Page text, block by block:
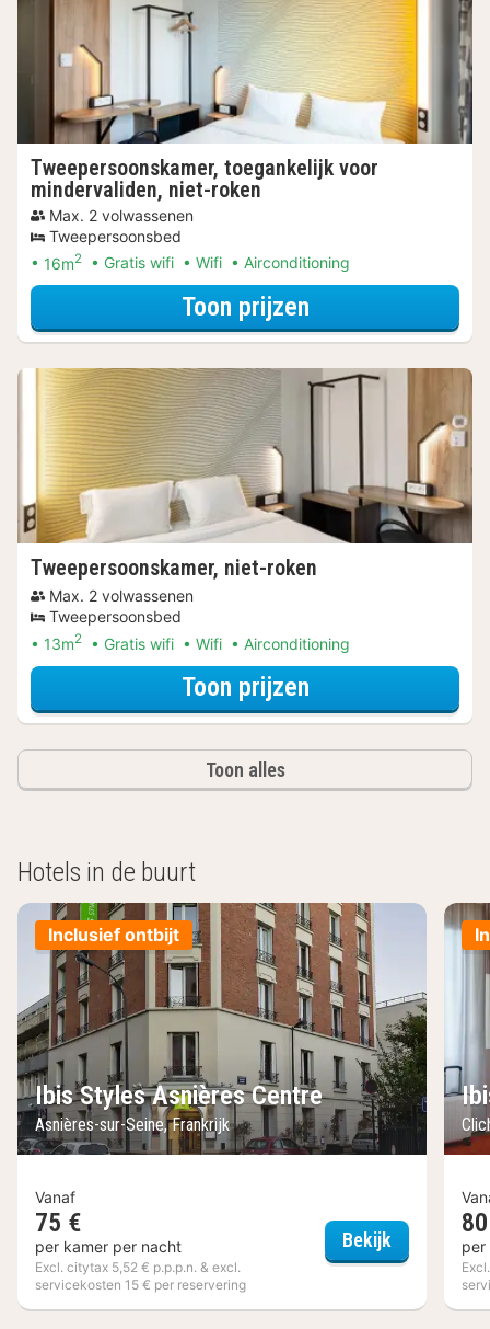
Tweepersoonskamer, toegankelijk voor
mindervaliden, niet-roken
Max. 2 volwassenen
Tweepersoonsbed
16m2 Gratis wifi Wifi Airconditioning
Toon prijzenvoor Lokaal
Tweepersoonskamer, niet-roken
Max. 2 volwassenen
Tweepersoonsbed
13m2 Gratis wifi Wifi Airconditioning
Toon prijzenvoor Lokaal
Toon alles
Hotels in de buurt
Inclusief ontbijt
Ibis Styles Asnières Centre
Asnières-sur-Seine, Frankrijk
Vanaf
75 €
per kamer per nacht
Excl. citytax 5,52 € p.p.p.n. & excl.
servicekosten 15 € per reservering
Bekijk Ibis Styles
per